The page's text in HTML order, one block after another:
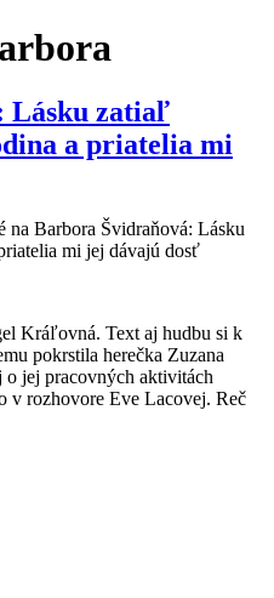
Lásku zatiaľ
a priatelia mi
na Barbora Švidraňová: Lásku
mi jej dávajú dosť
Kráľovná. Text aj hudbu si k
pokrstila herečka Zuzana
o jej pracovných aktivitách
v rozhovore Eve Lacovej. Reč